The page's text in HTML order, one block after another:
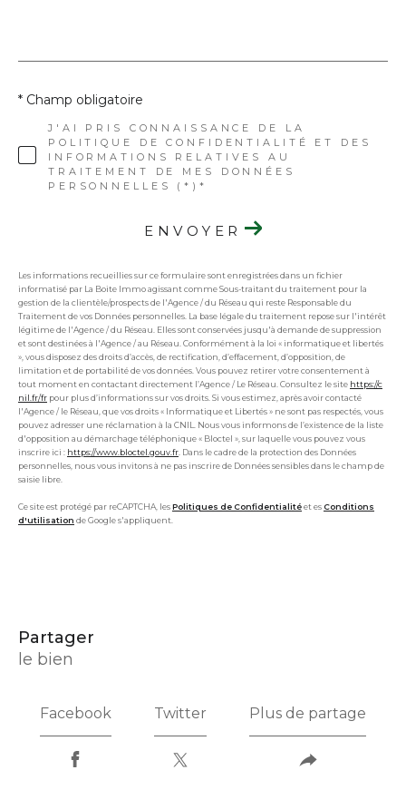
J'AI PRIS CONNAISSANCE DE LA
POLITIQUE DE CONFIDENTIALITÉ ET DES
INFORMATIONS RELATIVES AU
TRAITEMENT DE MES DONNÉES
PERSONNELLES (*)*
* Champ obligatoire
ENVOYER
Les informations recueillies sur ce formulaire sont enregistrées dans un fichier
informatisé par La Boite Immo agissant comme Sous-traitant du traitement pour la
gestion de la clientèle/prospects de l'Agence / du Réseau qui reste Responsable du
Traitement de vos Données personnelles. La base légale du traitement repose sur l'intérêt
légitime de l'Agence / du Réseau. Elles sont conservées jusqu'à demande de suppression
et sont destinées à l'Agence / au Réseau. Conformément à la loi « informatique et libertés
», vous disposez des droits d’accès, de rectification, d’effacement, d’opposition, de
limitation et de portabilité de vos données. Vous pouvez retirer votre consentement à
tout moment en contactant directement l’Agence / Le Réseau. Consultez le site https://c
nil.fr/fr pour plus d’informations sur vos droits. Si vous estimez, après avoir contacté
l'Agence / le Réseau, que vos droits « Informatique et Libertés » ne sont pas respectés, vous
pouvez adresser une réclamation à la CNIL. Nous vous informons de l’existence de la liste
d'opposition au démarchage téléphonique « Bloctel », sur laquelle vous pouvez vous
inscrire ici : https://www.bloctel.gouv.fr . Dans le cadre de la protection des Données
personnelles, nous vous invitons à ne pas inscrire de Données sensibles dans le champ de
saisie libre.
Ce site est protégé par reCAPTCHA, lesPolitiques de Confidentialitéet es Conditions
d'utilisation de Google s'appliquent.
partager
le bien
Facebook Twitter Plus de partage